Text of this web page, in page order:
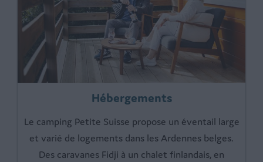
Hébergements
Le camping Petite Suisse propose un éventail large
et varié de logements dans les Ardennes belges.
Des caravanes Fidji à un chalet finlandais, en